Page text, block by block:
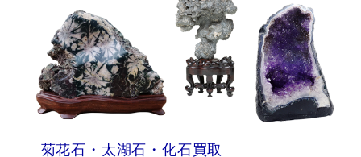
菊花石・太湖石・化石買取